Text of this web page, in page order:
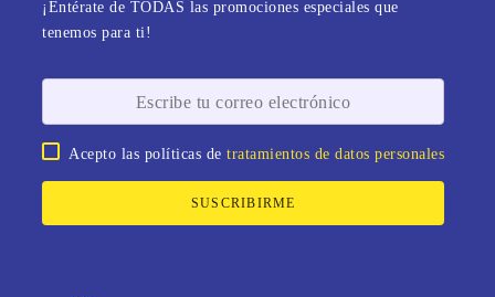
¡Entérate de TODAS las promociones especiales que
tenemos para ti!
Acepto las políticas detratamientos de datos personales
SUSCRIBIRME